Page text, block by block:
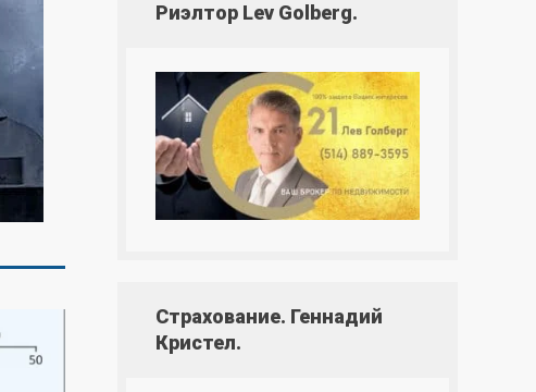
Риэлтор Lev Golberg.
Страхование. Геннадий
Кристел.